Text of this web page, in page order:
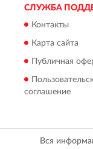
СЛУЖБА
Контакты
Карта сайта
Публичная
соглашение
Вся